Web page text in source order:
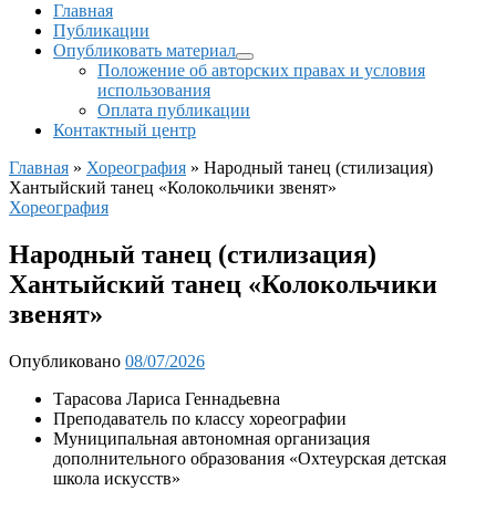
Главная
Публикации
Опубликовать материал
Положение об авторских правах и условия
использования
Оплата публикации
Контактный центр
Главная » Хореография » Народный танец (стилизация)
Хантыйский танец «Колокольчики звенят»
Хореография
Народный танец (стилизация)
Хантыйский танец «Колокольчики
звенят»
Опубликовано 08/07/2026
Тарасова Лариса Геннадьевна
Преподаватель по классу хореографии
Муниципальная автономная организация
дополнительного образования «Охтеурская детская
школа искусств»